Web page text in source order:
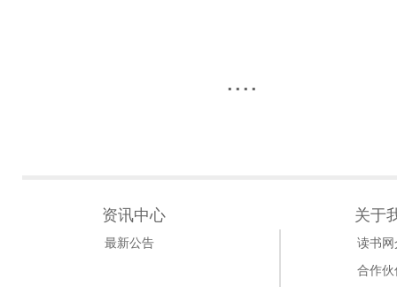
....
资讯中心
最新公告
关于
读书网
合作伙